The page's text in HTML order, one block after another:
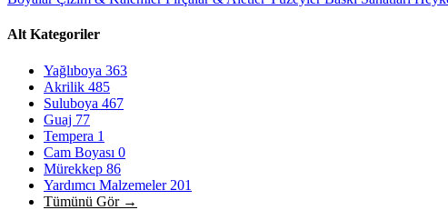
Alt Kategoriler
Yağlıboya 363
Akrilik 485
Suluboya 467
Guaj 77
Tempera 1
Cam Boyası 0
Mürekkep 86
Yardımcı Malzemeler 201
Tümünü Gör →